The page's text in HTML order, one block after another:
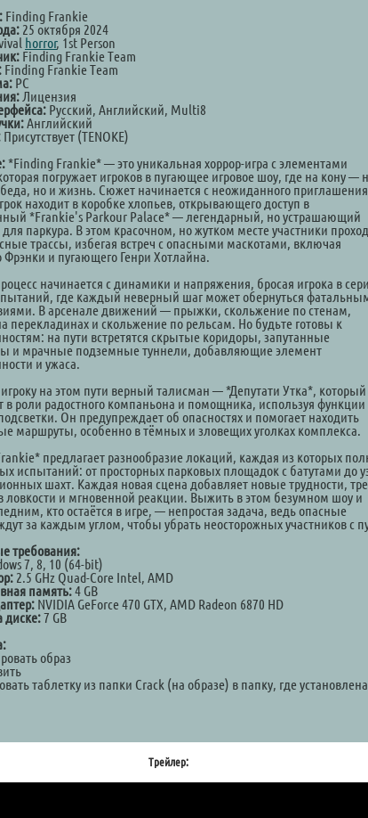
Finding Frankie
25 октября 2024
horror, 1st Person
Finding Frankie Team
Finding Frankie Team
PC
Лицензия
Русский, Английский, Multi8
Английский
Присутствует (TENOKE)
*Finding Frankie* — это уникальная хоррор-игра с элементами
погружает игроков в пугающее игровое шоу, где на кону —
но и жизнь. Сюжет начинается с неожиданного
находит в коробке хлопьев, открывающего доступ в
*Frankie's Parkour Palace* — легендарный, но устрашающий
паркура. В этом красочном, но жутком месте участники
трассы, избегая встреч с опасными маскотами, включая
Фрэнки и пугающего Генри Хотлайна.
начинается с динамики и напряжения, бросая игрока в
где каждый неверный шаг может обернуться
В арсенале движений — прыжки, скольжение по стенам,
перекладинах и скольжение по рельсам. Но будьте готовы к
на пути встретятся скрытые коридоры, запутанные
и мрачные подземные туннели, добавляющие элемент
и ужаса.
на этом пути верный талисман — *Депутати Утка*, который
в роли радостного компаньона и помощника, используя функции
Он предупреждает об опасностях и помогает находить
маршруты, особенно в тёмных и зловещих уголках комплекса.
предлагает разнообразие локаций, каждая из которых
испытаний: от просторных парковых площадок с батутами до
шахт. Каждая новая сцена добавляет новые трудности,
ловкости и мгновенной реакции. Выжить в этом безумном шоу и
кто остаётся в игре, — непростая задача, ведь опасные
за каждым углом, чтобы убрать неосторожных участников с
требования:
7, 8, 10 (64-bit)
2.5 GHz Quad-Core Intel, AMD
память:4 GB
NVIDIA GeForce 470 GTX, AMD Radeon 6870 HD
диске:7 GB
образ
таблетку из папки Crack (на образе) в папку, где установлена
Трейлер: